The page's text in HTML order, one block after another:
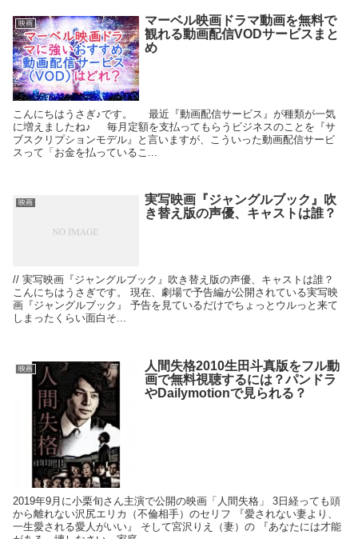
映画
マーベル映画ドラマ動画を無料で
観れる動画配信VODサービスまと
め
こんにちはうさぎ♪です。 最近『動画配信サービス』が種類が一気
に増えましたね♪ 毎月定額を支払ってもらうビジネスのことを『サ
ブスクリプションモデル』と言いますが、こういった動画配信サービ
スって「お金を払っているこ...
映画
実写映画『ジャングルブック』吹
き替え版の声優、キャストは誰？
// 実写映画『ジャングルブック』吹き替え版の声優、キャストは誰？
こんにちはうさぎです。 現在、劇場で予告編が公開されている実写映
画『ジャングルブック』 予告を見ているだけでちょっとウルっと来て
しまったくらい面白そ...
映画
人間失格2010生田斗真版をフル動
画で無料視聴するには？パンドラ
やDailymotionで見られる？
2019年9月に小栗旬さん主演で公開の映画「人間失格」 3日経っても頭
から離れない沢尻エリカ（不倫相手）のセリフ 『愛されない妻より、
一生愛される愛人がいい』 そして宮沢りえ（妻）の 『あなたには才能